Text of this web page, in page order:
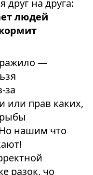
друг на друга:
людей
—
за
или прав каких,
нашим что
разок, чо